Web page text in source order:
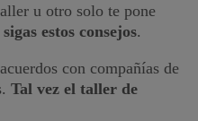
u otro solo te pone
estos consejos.
con compañías de
Tal vez el taller de